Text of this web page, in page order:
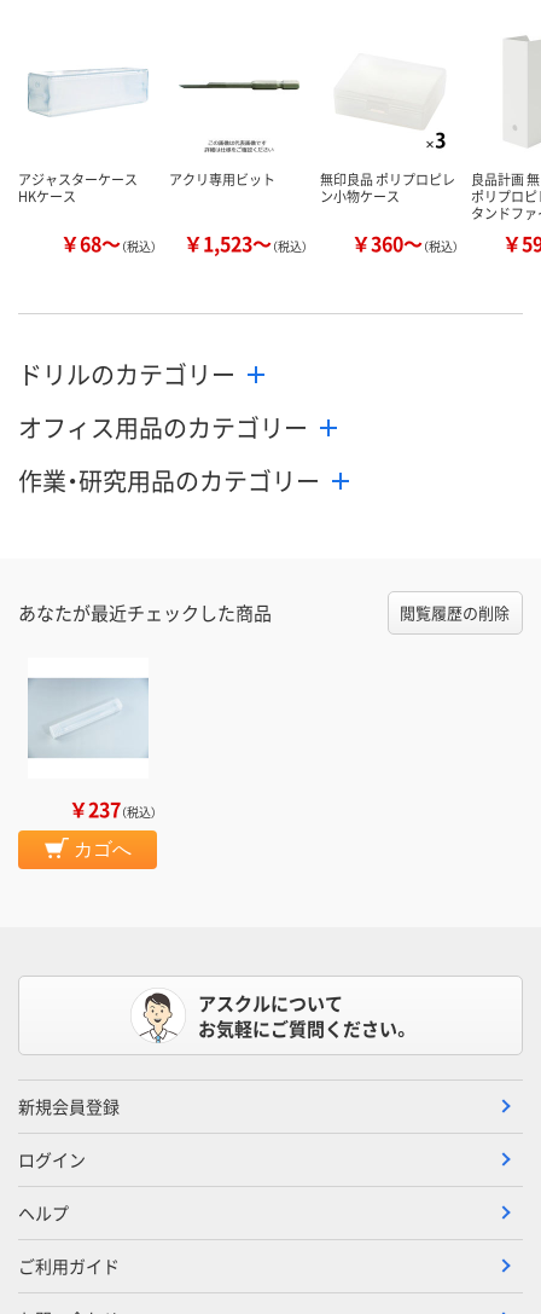
カ
アジャスターケース
HKケース
￥68～（税込）
アクリ専用ビット
￥1,523～（税込）
無印良品 ポリプロピレ
ン小物ケース
￥360～（税込）
良品計画
ポリプロ
タンドフ
￥
ドリルのカテゴリー
オフィス用品のカテゴリー
作業・研究用品のカテゴリー
あなたが最近チェックした商品 閲覧履歴の削除
￥237（税込）
カゴへ
アスクルについて
お気軽にご質問ください。
新規会員登録
ログイン
ヘルプ
ご利用ガイド